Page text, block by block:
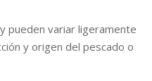
pueden variar ligeramente
y origen del pescado o